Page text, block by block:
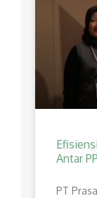
Antar
PT